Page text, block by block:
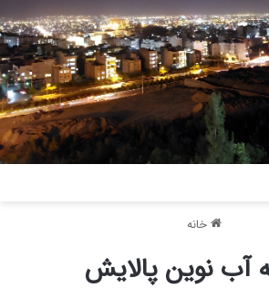
خانه
آب نوین پالایش